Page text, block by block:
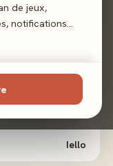
de jeux,
notifications…
Jacques Zeimet
Iello